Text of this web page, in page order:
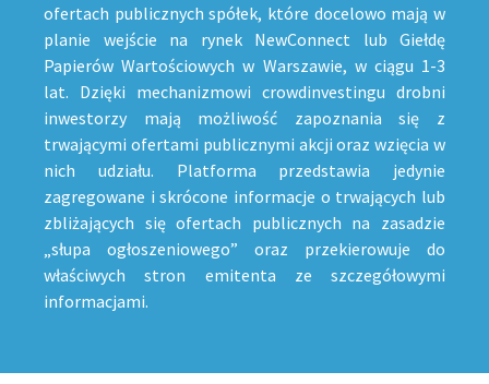
ofertach publicznych spółek, które docelowo mają w
planie wejście na rynek NewConnect lub Giełdę
Papierów Wartościowych w Warszawie, w ciągu 1-3
lat. Dzięki mechanizmowi crowdinvestingu drobni
inwestorzy mają możliwość zapoznania się z
trwającymi ofertami publicznymi akcji oraz wzięcia w
nich udziału. Platforma przedstawia jedynie
zagregowane i skrócone informacje o trwających lub
zbliżających się ofertach publicznych na zasadzie
„słupa ogłoszeniowego” oraz przekierowuje do
właściwych stron emitenta ze szczegółowymi
informacjami.